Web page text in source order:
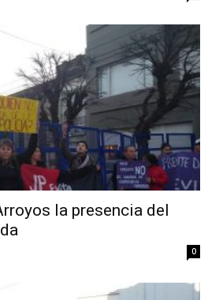
la presencia del
0